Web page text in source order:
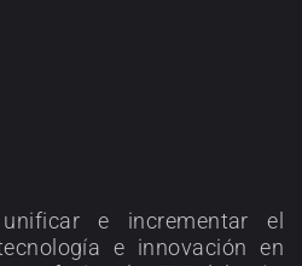
e incrementar el
e innovación en